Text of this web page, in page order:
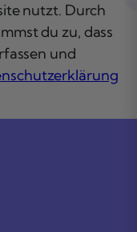
nutzt. Durch
du zu, dass
und